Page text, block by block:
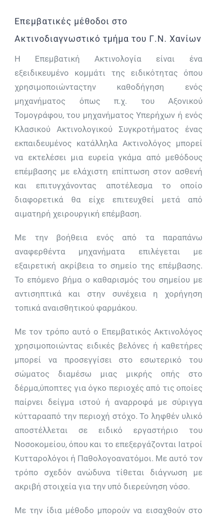
Επεμβατικές μέθοδοι στο
Ακτινοδιαγνωστικό τμήμα του Γ.Ν. Χανίων
Η Επεμβατική Ακτινολογία είναι ένα
εξειδικευμένο κομμάτι της ειδικότητας όπου
χρησιμοποιώνταςτην καθοδήγηση ενός
μηχανήματος όπως π.χ. του Αξονικού
Τομογράφου, του μηχανήματος Υπερήχων ή ενός
Κλασικού Ακτινολογικού Συγκροτήματος ένας
εκπαιδευμένος κατάλληλα Ακτινολόγος μπορεί
να εκτελέσει μια ευρεία γκάμα από μεθόδους
επέμβασης με ελάχιστη επίπτωση στον ασθενή
και επιτυγχάνοντας αποτέλεσμα το οποίο
διαφορετικά θα είχε επιτευχθεί μετά από
αιματηρή χειρουργική επέμβαση.
Με την βοήθεια ενός από τα παραπάνω
αναφερθέντα μηχανήματα επιλέγεται με
εξαιρετική ακρίβεια το σημείο της επέμβασης.
Το επόμενο βήμα ο καθαρισμός του σημείου με
αντισηπτικά και στην συνέχεια η χορήγηση
τοπικά αναισθητικού φαρμάκου.
Με τον τρόπο αυτό ο Επεμβατικός Ακτινολόγος
χρησιμοποιώντας ειδικές βελόνες ή καθετήρες
μπορεί να προσεγγίσει στο εσωτερικό του
σώματος διαμέσω μιας μικρής οπής στο
δέρμα,ύποπτες για όγκο περιοχές από τις οποίες
παίρνει δείγμα ιστού ή αναρροφά με σύριγγα
κύτταρααπό την περιοχή στόχο. Το ληφθέν υλικό
αποστέλλεται σε ειδικό εργαστήριο του
Νοσοκομείου, όπου και το επεξεργάζονται Ιατροί
Κυτταρολόγοι ή Παθολογοανατόμοι. Με αυτό τον
τρόπο σχεδόν ανώδυνα τίθεται διάγνωση με
ακριβή στοιχεία για την υπό διερεύνηση νόσο.
Με την ίδια μέθοδο μπορούν να εισαχθούν στο